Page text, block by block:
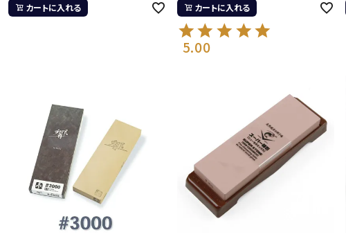
カートに入れる カートに入れる
5.00